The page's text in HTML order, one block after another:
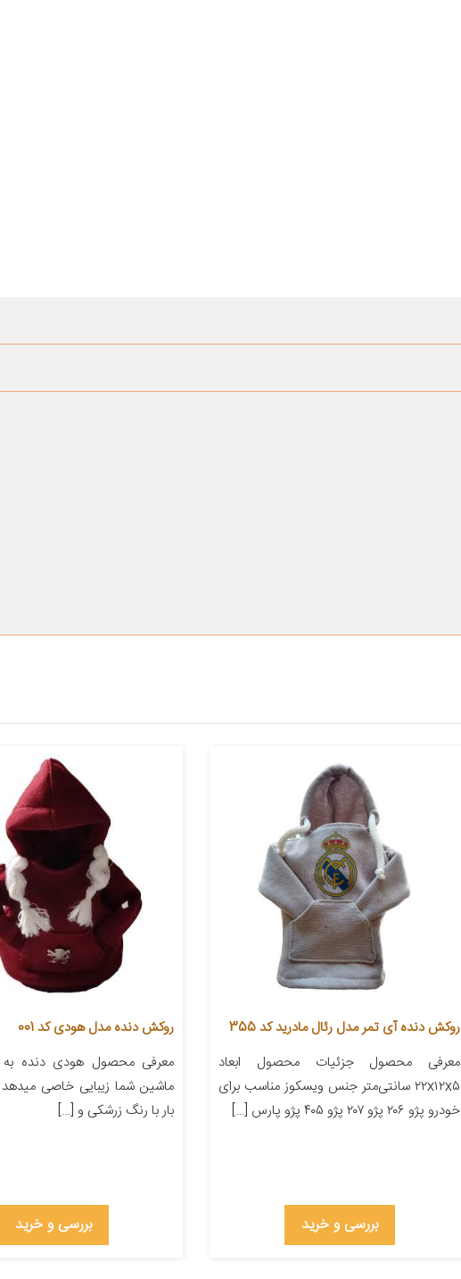
روکش دنده آی تمر مدل رئال مادرید کد 355
معرفی محصول جزئیات محصول ابعاد
۲۲x۱۲x۵ سانتی‌متر جنس ویسکوز مناسب برای
خودرو پژو ۲۰۶ پژو ۲۰۷ پژو ۴۰۵ پژو پارس […]
بررسی و خرید
روکش دنده مدل هودی کد 001
معرفی محصول هودی دنده به
ماشین شما زیبایی خاصی میدهد
بار با رنگ زرشکی و […]
بررسی و خرید